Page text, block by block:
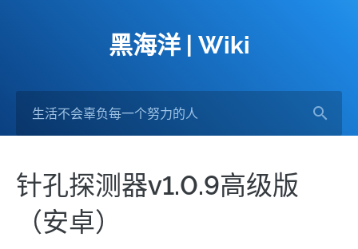
黑海洋 | Wiki
针孔探测器v1.0.9高级版
（安卓）